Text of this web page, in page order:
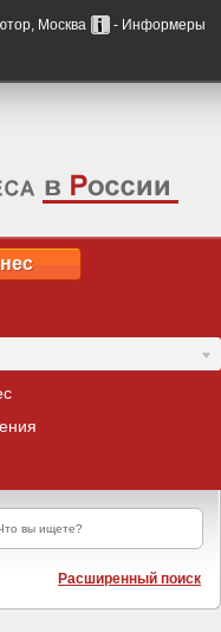
Москва
- Информеры
Расширенный поиск